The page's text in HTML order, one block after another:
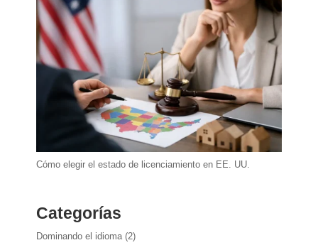
Cómo elegir el estado de licenciamiento en EE. UU.
Categorías
Dominando el idioma(2)